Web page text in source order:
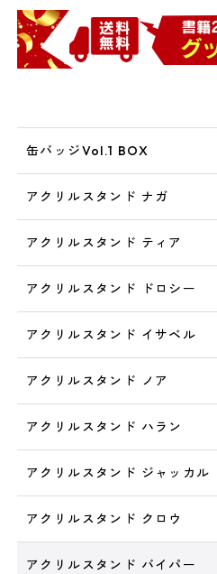
缶バッジVol.1 BOX
アクリルスタンド ナガ
アクリルスタンド ティア
アクリルスタンド ドロシー
アクリルスタンド イサベル
アクリルスタンド ノア
アクリルスタンド ハラン
アクリルスタンド ジャッカル
アクリルスタンド クロウ
アクリルスタンド バイパー